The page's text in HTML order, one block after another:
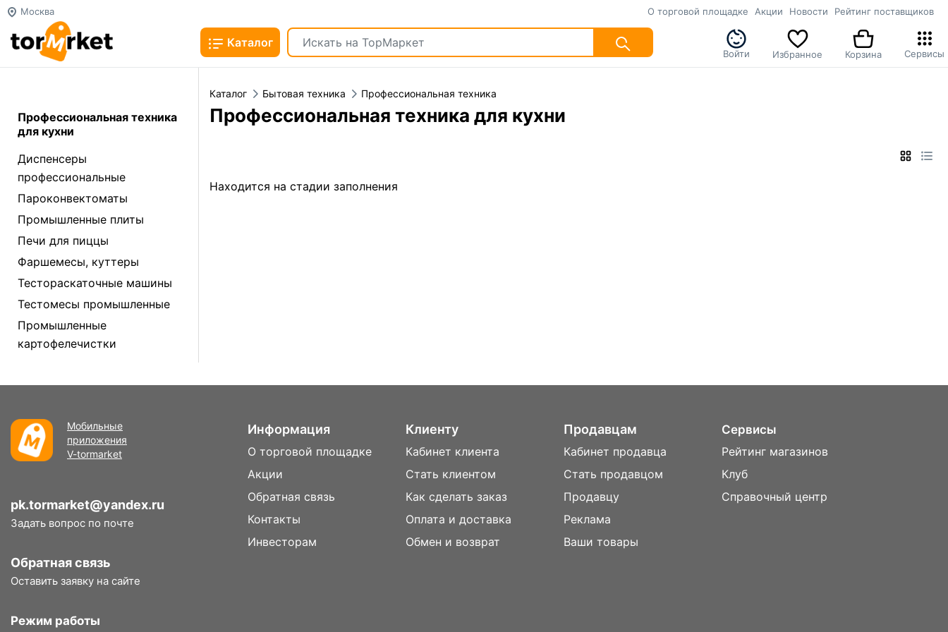
Москва О торговой площадке Акции Новости Рейтинг поставщиков
Каталог
Войти Избранное Корзина Сервисы
Профессиональная техника
для кухни
Диспенсеры
профессиональные
Пароконвектоматы
Промышленные плиты
Печи для пиццы
Фаршемесы, куттеры
Тестораскаточные машины
Тестомесы промышленные
Промышленные
картофелечистки
Каталог Бытовая техника Профессиональная техника
Профессиональная техника для кухни
Находится на стадии заполнения
Мобильные
приложения
V-tormarket
pk.tormarket@yandex.ru
Задать вопрос по почте
Обратная связь
Оставить заявку на сайте
Режим работы
Информация
О торговой площадке
Акции
Обратная связь
Контакты
Инвесторам
Клиенту
Кабинет клиента
Стать клиентом
Как сделать заказ
Оплата и доставка
Обмен и возврат
Продавцам
Кабинет продавца
Стать продавцом
Продавцу
Реклама
Ваши товары
Сервисы
Рейтинг магазинов
Клуб
Справочный центр